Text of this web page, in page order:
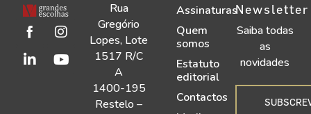
Rua
Gregório
Lopes, Lote
1517 R/C
A
1400-195
Restelo –
Assinaturas
Quem
somos
Estatuto
editorial
Contactos
Newsletter
Saiba todas
as
novidades